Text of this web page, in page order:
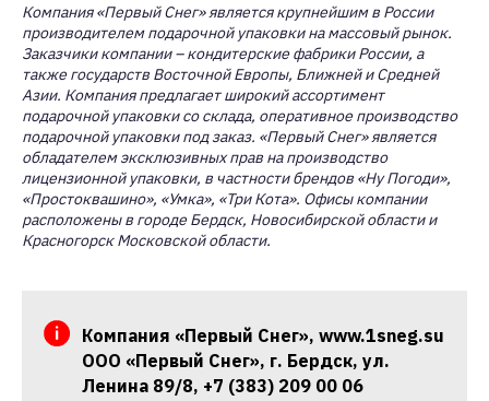
Компания «Первый Снег» является крупнейшим в России
производителем подарочной упаковки на массовый рынок.
Заказчики компании – кондитерские фабрики России, а
также государств Восточной Европы, Ближней и Средней
Азии. Компания предлагает широкий ассортимент
подарочной упаковки со склада, оперативное производство
подарочной упаковки под заказ. «Первый Снег» является
обладателем эксклюзивных прав на производство
лицензионной упаковки, в частности брендов «Ну Погоди»,
«Простоквашино», «Умка», «Три Кота». Офисы компании
расположены в городе Бердск, Новосибирской области и
Красногорск Московской области.
Компания «Первый Снег», www.1sneg.su
ООО «Первый Снег», г. Бердск, ул.
Ленина 89/8, +7 (383) 209 00 06